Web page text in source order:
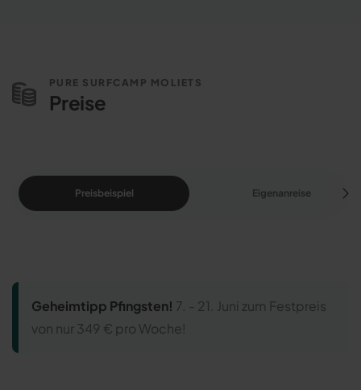
PURE SURFCAMP MOLIETS
Preise
Preisbeispiel Eigenanreise
Geheimtipp Pfingsten! 7. - 21. Juni zum Festpreis
von nur 349 € pro Woche!